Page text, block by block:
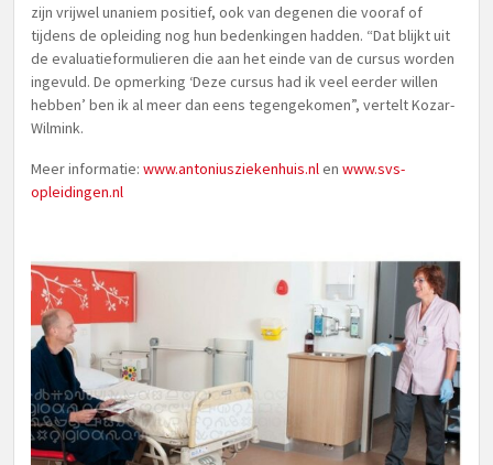
zijn vrijwel unaniem positief, ook van degenen die vooraf of
tijdens de opleiding nog hun bedenkingen hadden. “Dat blijkt uit
de evaluatieformulieren die aan het einde van de cursus worden
ingevuld. De opmerking ‘Deze cursus had ik veel eerder willen
hebben’ ben ik al meer dan eens tegengekomen”, vertelt Kozar-
Wilmink.
Meer informatie: www.antoniusziekenhuis.nlen www.svs-
opleidingen.nl